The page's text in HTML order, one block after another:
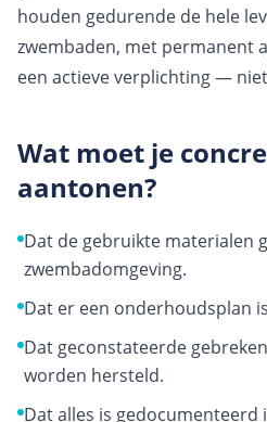
houden gedurende de hele
zwembaden, met permanent
een actieve verplichting —
Wat moet je
aantonen?
Dat de gebruikte materialen
zwembadomgeving.
Dat er een onderhoudsplan
Dat geconstateerde
worden hersteld.
Dat alles is gedocumenteerd